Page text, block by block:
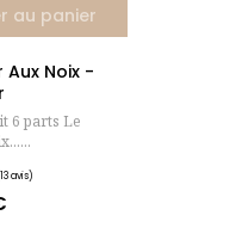
au panier
Noix -
6 parts Le